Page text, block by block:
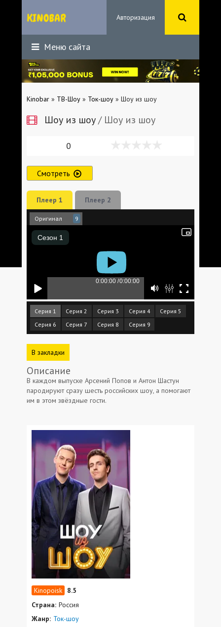
Авторизация
Меню сайта
Kinobar » ТВ-Шоу » Ток-шоу » Шоу из шоу
Шоу из шоу/ Шоу из шоу
0
Смотреть
Плеер 1 Плеер 2
Оригинал 9
Серия 1 Серия 2 Серия 3 Серия 4
Серия 5
Серия 6
Серия 7 Серия 8 Серия 9
В закладки
Описание
В каждом выпуске Арсений Попов и Антон Шастун
пародируют сразу шесть российских шоу, а помогают
им в этом звёздные гости.
8.5
Страна: Россия
Жанр: Ток-шоу